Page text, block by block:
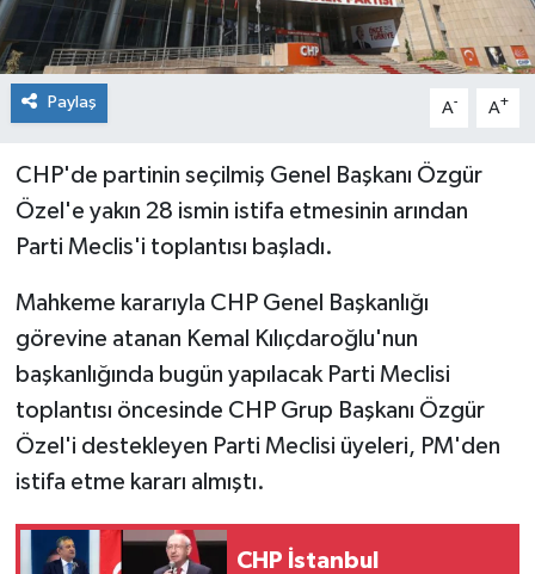
Paylaş A- A+
CHP'de partinin seçilmiş Genel Başkanı Özgür
Özel'e yakın 28 ismin istifa etmesinin arından
Parti Meclis'i toplantısı başladı.
Mahkeme kararıyla CHP Genel Başkanlığı
görevine atanan Kemal Kılıçdaroğlu'nun
başkanlığında bugün yapılacak Parti Meclisi
toplantısı öncesinde CHP Grup Başkanı Özgür
Özel'i destekleyen Parti Meclisi üyeleri, PM'den
istifa etme kararı almıştı.
CHP İstanbul